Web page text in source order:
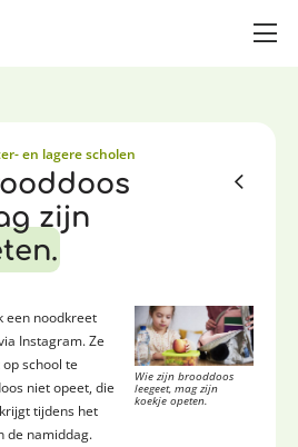
en lagere scholen
zijn
Wie zijn brooddoos
leegeet, mag zijn
koekje opeten.
een noodkreet
Instagram. Ze
school te
niet opeet, die
tijdens het
de namiddag.